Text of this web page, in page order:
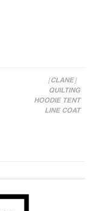
［CLANE］
QUILTING
HOODIE TENT
LINE COAT